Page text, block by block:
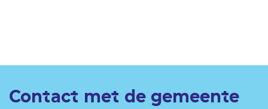
Contact met de gemeente